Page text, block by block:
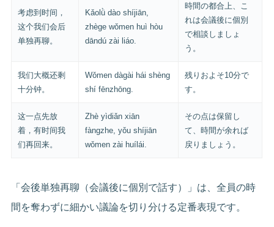
考虑到时间，
这个我们会后
单独再聊。
Kǎolǜ dào shíjiān,
zhège wǒmen huì hòu
dāndú zài liáo.
時間の都合上、こ
れは会議後に個別
で相談しましょ
う。
我们大概还剩
十分钟。
Wǒmen dàgài hái shèng
shí fēnzhōng.
残りおよそ10分で
す。
这一点先放
着，有时间我
们再回来。
Zhè yìdiǎn xiān
fàngzhe, yǒu shíjiān
wǒmen zài huílái.
その点は保留し
て、時間が余れば
戻りましょう。
「会後単独再聊（会議後に個別で話す）」は、全員の時
間を奪わずに細かい議論を切り分ける定番表現です。